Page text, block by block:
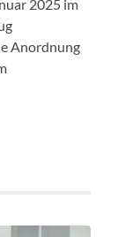
2025 im
Anordnung